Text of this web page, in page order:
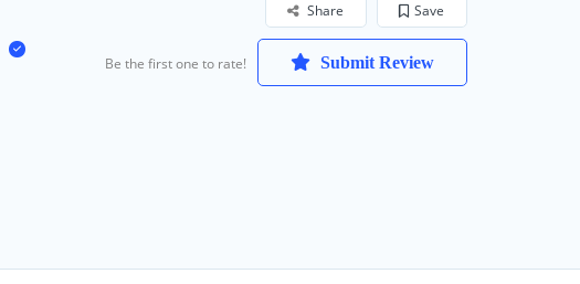
Save
Share
Be the first one to rate! Submit Review